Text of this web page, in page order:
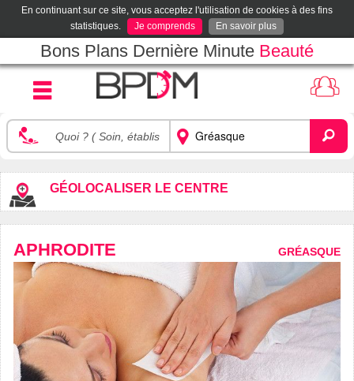
En continuant sur ce site, vous acceptez l'utilisation de cookies à des fins
statistiques.
Je comprends En savoir plus
Bons Plans Dernière Minute Beauté
GÉOLOCALISER LE CENTRE
APHRODITE GRÉASQUE